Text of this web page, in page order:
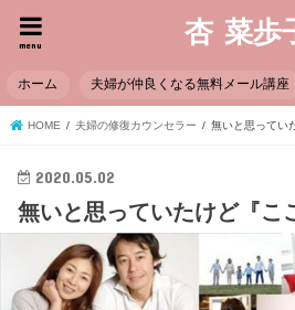
杏 菜歩
menu
ホーム 夫婦が仲良くなる無料メール講座
HOME 夫婦の修復カウンセラー 無いと思ってい
2020.05.02
無いと思っていたけど『こ